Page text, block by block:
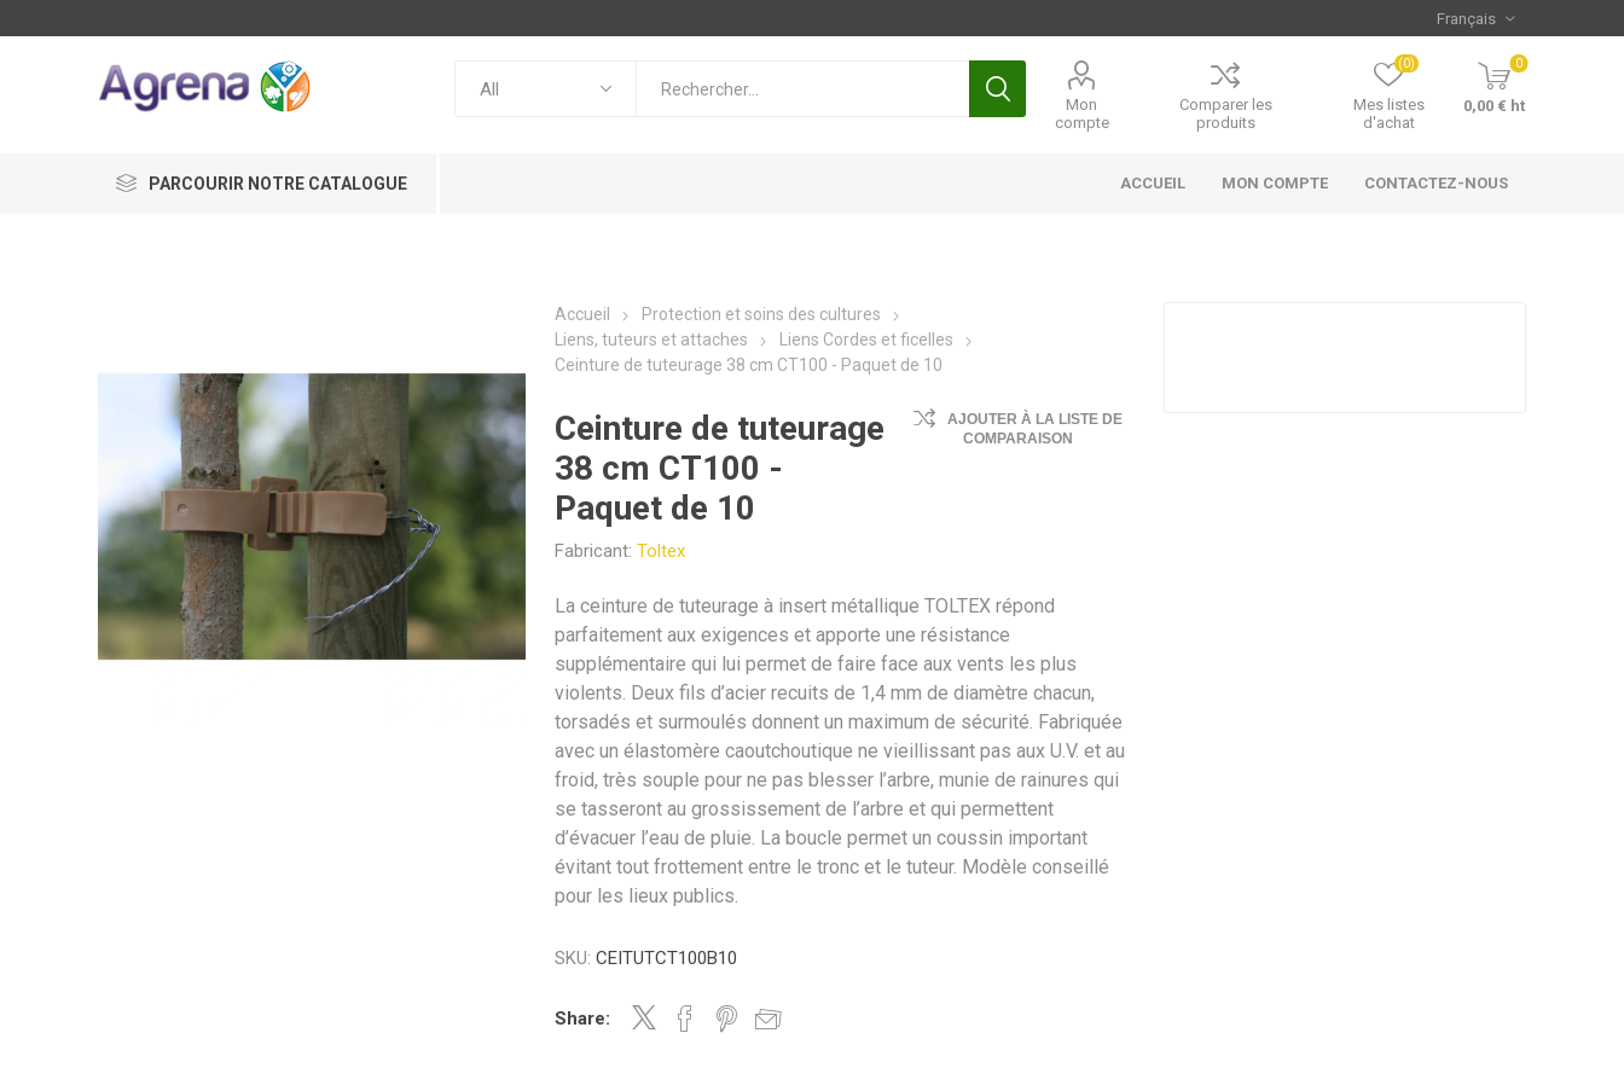
Mon
compte
Comparer les
produits
Mes listes
d'achat
(0) 0
0,00 € ht
PARCOURIR NOTRE CATALOGUE ACCUEIL MON COMPTE CONTACTEZ-NOUS
Accueil
Protection et soins des cultures
Liens, tuteurs et attaches
Liens Cordes et ficelles
Ceinture de tuteurage 38 cm CT100 - Paquet de 10
Ceinture de tuteurage
38 cm CT100 -
Paquet de 10
Fabricant: Toltex
AJOUTER À LA LISTE DE
COMPARAISON
La ceinture de tuteurage à insert métallique TOLTEX répond
parfaitement aux exigences et apporte une résistance
supplémentaire qui lui permet de faire face aux vents les plus
violents. Deux fils d’acier recuits de 1,4 mm de diamètre chacun,
torsadés et surmoulés donnent un maximum de sécurité. Fabriquée
avec un élastomère caoutchoutique ne vieillissant pas aux U.V. et au
froid, très souple pour ne pas blesser l’arbre, munie de rainures qui
se tasseront au grossissement de l’arbre et qui permettent
d’évacuer l’eau de pluie. La boucle permet un coussin important
évitant tout frottement entre le tronc et le tuteur. Modèle conseillé
pour les lieux publics.
SKU: CEITUTCT100B10
Share: